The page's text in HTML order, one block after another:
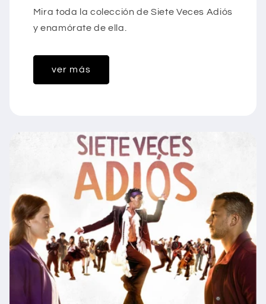
Mira toda la colección de Siete Veces Adiós
y enamórate de ella.
ver más